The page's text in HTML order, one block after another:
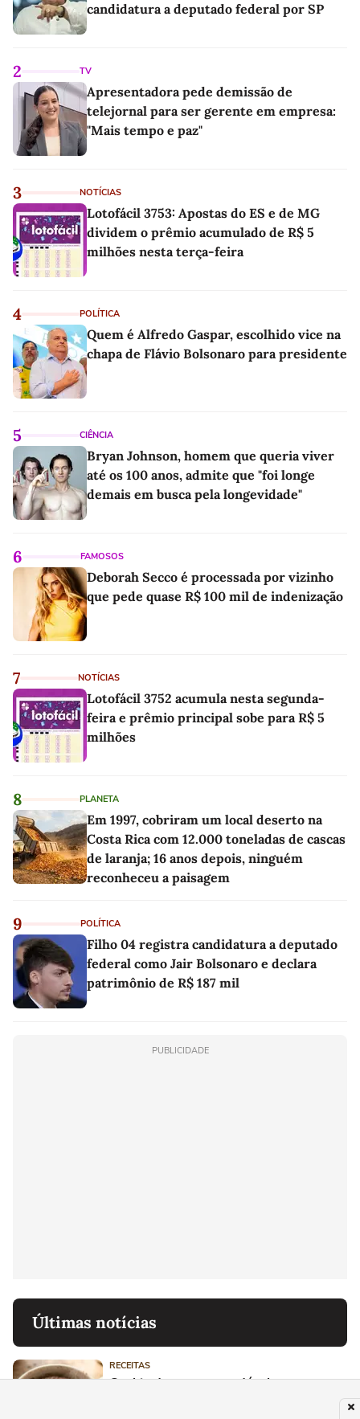
candidatura a deputado federal por SP
2 TV
Apresentadora pede demissão de
telejornal para ser gerente em empresa:
"Mais tempo e paz"
3 NOTÍCIAS
Lotofácil 3753: Apostas do ES e de MG
dividem o prêmio acumulado de R$ 5
milhões nesta terça-feira
4 POLÍTICA
Quem é Alfredo Gaspar, escolhido vice na
chapa de Flávio Bolsonaro para presidente
5 CIÊNCIA
Bryan Johnson, homem que queria viver
até os 100 anos, admite que "foi longe
demais em busca pela longevidade"
6 FAMOSOS
Deborah Secco é processada por vizinho
que pede quase R$ 100 mil de indenização
7 NOTÍCIAS
Lotofácil 3752 acumula nesta segunda-
feira e prêmio principal sobe para R$ 5
milhões
8 PLANETA
Em 1997, cobriram um local deserto na
Costa Rica com 12.000 toneladas de cascas
de laranja; 16 anos depois, ninguém
reconheceu a paisagem
9 POLÍTICA
Filho 04 registra candidatura a deputado
federal como Jair Bolsonaro e declara
patrimônio de R$ 187 mil
PUBLICIDADE
Últimas notícias
RECEITAS
Cookie de caneca saudável: pronto em